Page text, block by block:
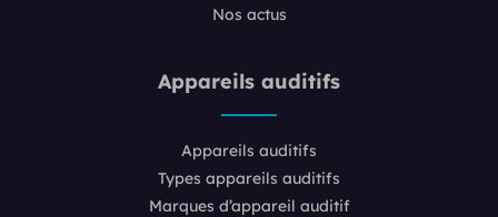
Nos actus
Appareils auditifs
Appareils auditifs
Types appareils auditifs
Marques d’appareil auditif